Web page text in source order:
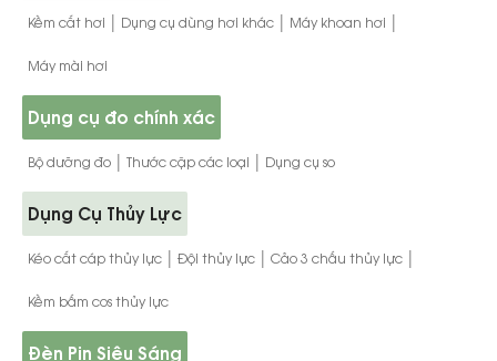
Kềm cắt hơi | Dụng cụ dùng hơi khác | Máy khoan hơi |
Máy mài hơi
Dụng cụ đo chính xác
Bộ dưỡng đo | Thước cặp các loại | Dụng cụ so
Dụng Cụ Thủy Lực
Kéo cắt cáp thủy lực | Đội thủy lực | Cảo 3 chấu thủy lực |
Kềm bấm cos thủy lực
Đèn Pin Siêu Sáng